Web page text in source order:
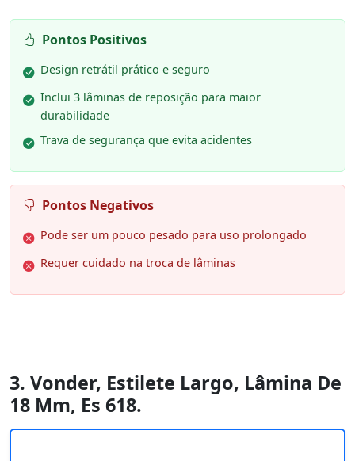
Pontos Positivos
Design retrátil prático e seguro
Inclui 3 lâminas de reposição para maior
durabilidade
Trava de segurança que evita acidentes
Pontos Negativos
Pode ser um pouco pesado para uso prolongado
Requer cuidado na troca de lâminas
3. Vonder, Estilete Largo, Lâmina De
18 Mm, Es 618.